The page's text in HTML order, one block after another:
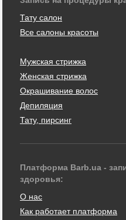
Тату салон
Все салоны красоты
Мужская стрижка
Женская стрижка
Окрашивание волос
Депиляция
Тату, пирсинг
Платформа Barb.ua -
здоровья:
О нас
Как работает платформа